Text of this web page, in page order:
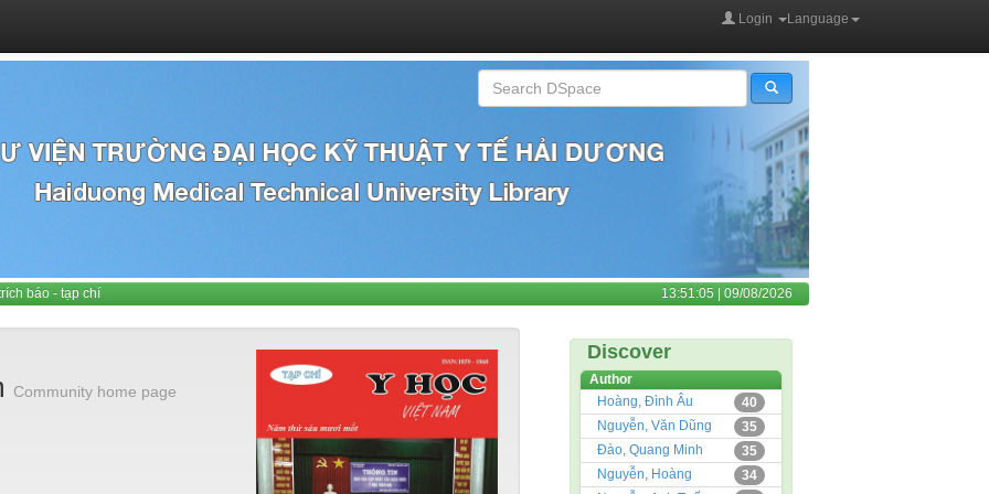
Language
Login
báo - tạp chí 13:51:05 | 09/08/2026
Community home page
Discover
Author
40
Hoàng, Đình Âu
35
Nguyễn, Văn Dũng
35
Đào, Quang Minh
34
Nguyễn, Hoàng